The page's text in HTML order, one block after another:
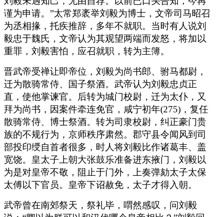
谨为申请。”太常郑袤举刘毅为博士，文帝司马昭召
为丞相掾，托疾推辞，多年不就职。当时有人说刘
毅忠于魏氏，文帝认为其观望两端而发怒，将加以
重罪，刘毅害怕，应召就职，转为主簿。
晋武帝受禅让即帝位，刘毅为尚书郎、驸马都尉，
迁为散骑常侍、国子祭酒。武帝认为刘毅忠贞正
直，使他掌谏官。后转为城门校尉，迁为太仆，又
拜为尚书，因案件牵连免官，咸宁初年(275)，复任
散骑常侍、博士祭酒。转为司隶校尉，纠正豪门贵
族的不规行为，京师秩序肃然。郡守县令闻风到司
部投印绶自首者很多，时人将刘毅比作诸葛丰、盖
宽饶。皇太子上朝大张鼓乐准备进东掖门，刘毅以
为是对皇帝不敬，阻止于门外，上奏弹劾太子太保
太傅以下官员。皇帝下诏赦免，太子才得入朝。
武帝曾在南郊祭天，祭礼毕，喟然感叹，问刘毅